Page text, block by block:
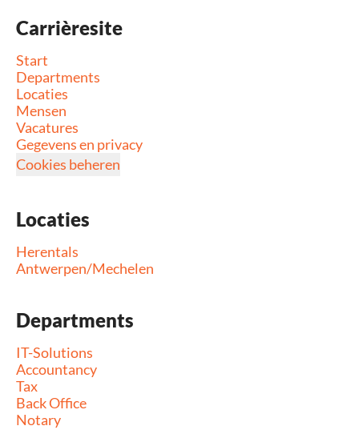
Carrièresite
Start
Departments
Locaties
Mensen
Vacatures
Gegevens en privacy
Cookies beheren
Locaties
Herentals
Antwerpen/Mechelen
Departments
IT-Solutions
Accountancy
Tax
Back Office
Notary